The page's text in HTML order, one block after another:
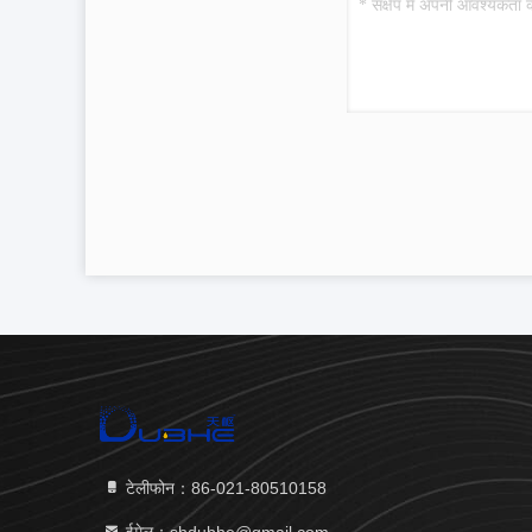
टेलीफोन：86-021-80510158